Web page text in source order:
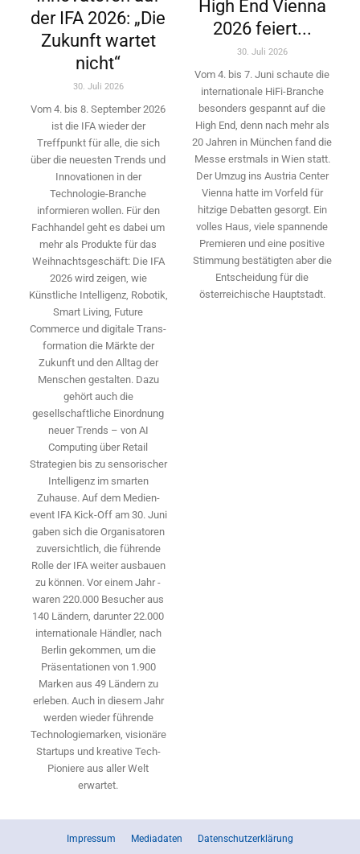
der IFA 2026: „Die
Zukunft wartet
nicht“
30. Juli 2026
Vom 4. bis 8. September 2026
ist die IFA wieder der
Treffpunkt für alle, die sich
über die neuesten Trends und
Innovationen in der
Technologie-­Branche
informieren wollen. Für den
Fachhandel geht es dabei um
mehr als Produkte für das
Weihnachtsgeschäft: Die IFA
2026 wird ­zeigen, wie
Künstliche Intelligenz, Robotik,
Smart Living, Future
Commerce und digitale Trans­
formation die Märkte der
Zukunft und den Alltag der
Menschen gestalten. Dazu
gehört auch die
gesellschaftliche Einordnung
neuer Trends – von AI
Computing über Retail
Strategien bis zu sensorischer
Intelligenz im smarten
Zuhause. Auf dem Medien­
event IFA Kick-Off am 30. Juni
gaben sich die Organisatoren
zuversichtlich, die führende
Rolle der IFA weiter ausbauen
zu können. Vor einem Jahr ­
waren 220.000 Besucher aus
140 ­Ländern, ­darunter 22.000
internationale Händler, nach
Berlin gekommen, um die
Präsen­tationen von 1.900
Marken aus 49 Ländern zu
erleben. Auch in diesem Jahr
werden wieder führende
Technologiemarken, visionäre
Startups und ­kreative Tech-
Pioniere aus aller Welt
erwartet.
High End Vienna
2026 feiert...
30. Juli 2026
Vom 4. bis 7. Juni schaute die
internationale HiFi-Branche
besonders gespannt auf die
High End, denn nach mehr als
20 Jahren in München fand die
Messe erstmals in Wien statt.
Der Umzug ins Austria Center
Vienna hatte im Vorfeld für
hitzige Debatten gesorgt. Ein
volles Haus, viele spannende
Premieren und eine positive
Stimmung bestätigten aber die
Entscheidung für die
österreichische Hauptstadt.
Impressum Mediadaten Datenschutzerklärung